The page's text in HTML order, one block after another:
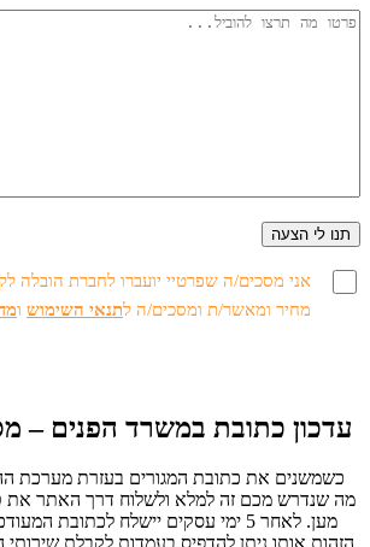
אני מסכים/ה שפרטיי יועברו לחברת הובלה
מחיר ומאשר/ת ומסכים/ה לתנאי השימוש ו
עדכון כתובת במשרד הפנים –
כשמשנים את כתובת המגורים בעזרת מערכת
מה שנדרש מכם זה למלא ולשלוח דרך האתר את
מען. לאחר 5 ימי עסקים יישלח לכתובת